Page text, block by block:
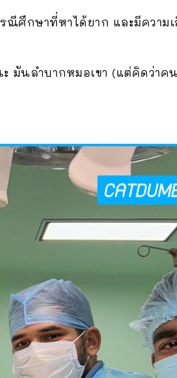
ศึกษาที่หาได้ยาก และมีความ
มันลำบากหมอเขา (แต่คิดว่า